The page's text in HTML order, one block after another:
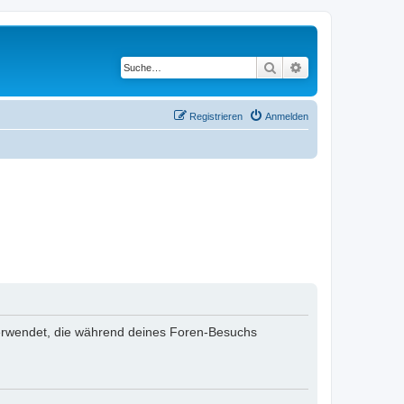
Suche
Anmelden
Registrieren
die während deines Foren-Besuchs